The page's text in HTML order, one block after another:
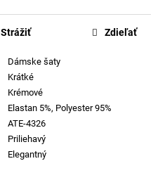
Dámske šaty
Krátké
Krémové
Elastan 5%, Polyester 95%
ATE-4326
Priliehavý
Elegantný
Strážiť Zdieľať